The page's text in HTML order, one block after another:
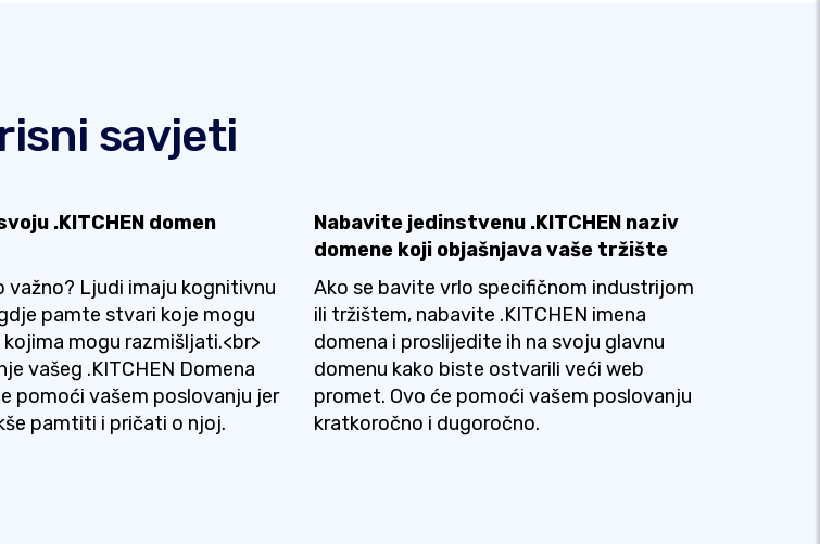
savjeti
.KITCHEN domen
važno? Ljudi imaju kognitivnu
pamte stvari koje mogu
kojima mogu razmišljati.<br>
vašeg .KITCHEN Domena
pomoći vašem poslovanju jer
pamtiti i pričati o njoj.
Nabavite jedinstvenu .KITCHEN naziv
domene koji objašnjava vaše tržište
Ako se bavite vrlo specifičnom industrijom
ili tržištem, nabavite .KITCHEN imena
domena i proslijedite ih na svoju glavnu
domenu kako biste ostvarili veći web
promet. Ovo će pomoći vašem poslovanju
kratkoročno i dugoročno.